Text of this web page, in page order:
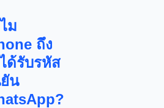
ม
ถึง
ด้รับรหัส
น